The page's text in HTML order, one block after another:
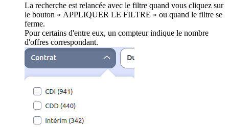
La recherche est relancée avec le filtre quand vous cliquez sur
le bouton « APPLIQUER LE FILTRE » ou quand le filtre se
ferme.
Pour certains d'entre eux, un compteur indique le nombre
d'offres correspondant.